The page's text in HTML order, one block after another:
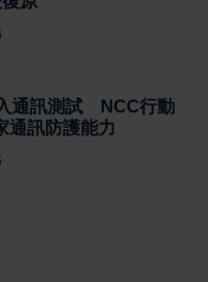
通訊測試 NCC行動
通訊防護能力